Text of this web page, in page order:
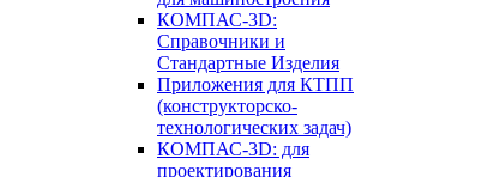
КОМПАС-3D:
Справочники и
Стандартные Изделия
Приложения для КТПП
(конструкторско-
технологических задач)
КОМПАС-3D: для
проектирования